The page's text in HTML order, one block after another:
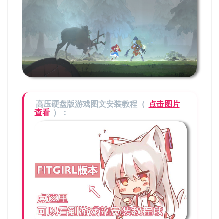
高压硬盘版游戏图文安装教程（ 点击图片
查看 ）：